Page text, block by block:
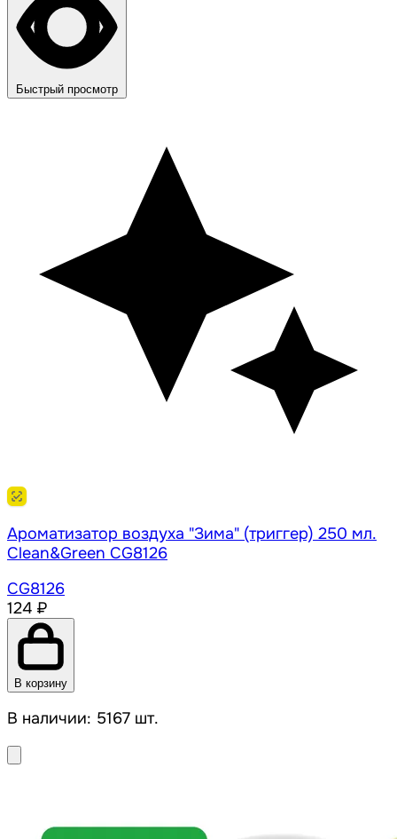
Быстрый просмотр
Ароматизатор воздуха "Зима" (триггер) 250 мл.
Clean&Green CG8126
CG8126
124 ₽
В корзину
В наличии: 5167 шт.